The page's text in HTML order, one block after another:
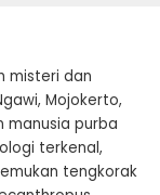
misteri dan
Mojokerto,
manusia purba
terkenal,
tengkorak